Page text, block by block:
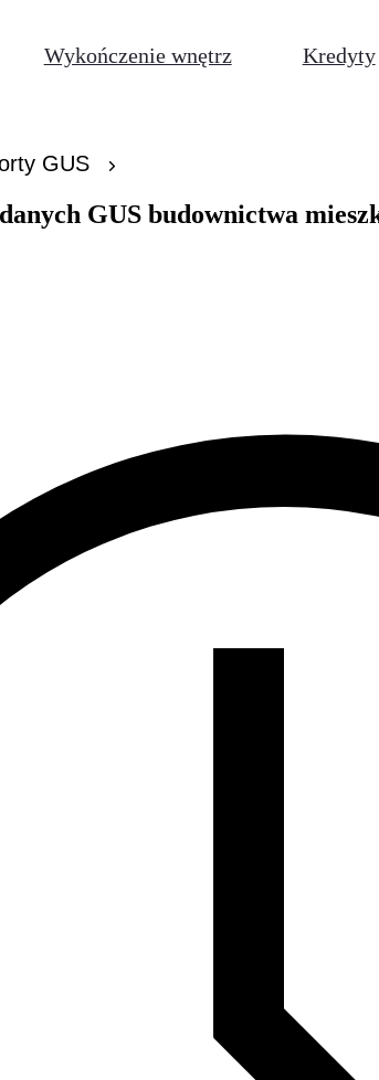
Wykończenie wnętrz Kredyty
GUS
GUS budownictwa